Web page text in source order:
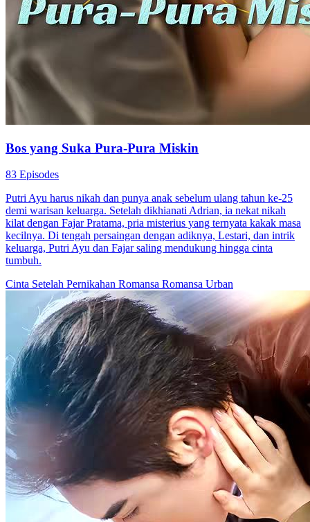
Bos yang Suka Pura-Pura Miskin
83 Episodes
Putri Ayu harus nikah dan punya anak sebelum ulang tahun ke-25
demi warisan keluarga. Setelah dikhianati Adrian, ia nekat nikah
kilat dengan Fajar Pratama, pria misterius yang ternyata kakak masa
kecilnya. Di tengah persaingan dengan adiknya, Lestari, dan intrik
keluarga, Putri Ayu dan Fajar saling mendukung hingga cinta
tumbuh.
Cinta Setelah Pernikahan Romansa Romansa Urban